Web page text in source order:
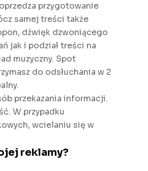
przygotowanie
samej treści także
dźwięk dzwoniącego
jak i podział treści na
muzyczny. Spot
do odsłuchania w 2
przekazania informacji.
W przypadku
wcielaniu się w
reklamy?